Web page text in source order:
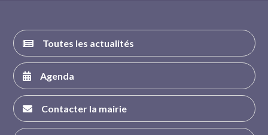
Toutes les actualités
Agenda
Contacter la mairie